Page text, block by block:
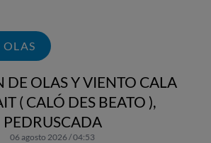
OLAS
DE OLAS Y VIENTO CALA
( CALÓ DES BEATO ),
PEDRUSCADA
06 agosto 2026 / 04:53